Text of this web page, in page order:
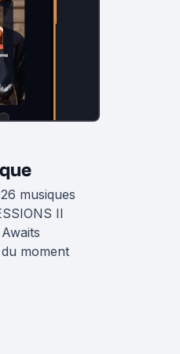
musiques
II
moment